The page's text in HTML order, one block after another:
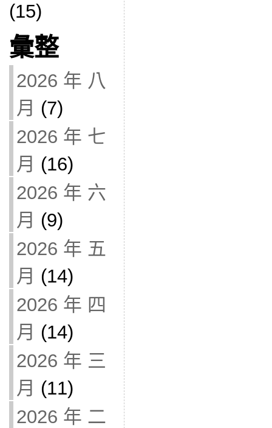
(15)
彙整
2026 年 八
月 (7)
2026 年 七
月 (16)
2026 年 六
月 (9)
2026 年 五
月 (14)
2026 年 四
月 (14)
2026 年 三
月 (11)
2026 年 二